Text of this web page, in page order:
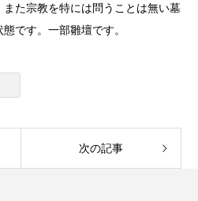
た宗教を特には問うことは無い墓
です。一部雛壇です。
次の記事